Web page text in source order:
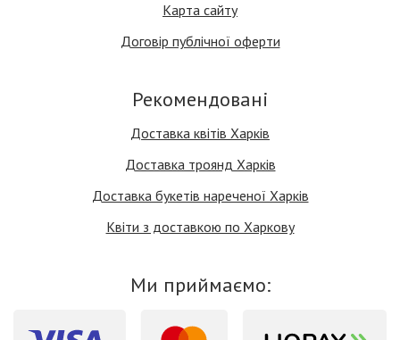
Карта сайту
Договір публічної оферти
Рекомендовані
Доставка квітів Харків
Доставка троянд Харків
Доставка букетів нареченої Харків
Квіти з доставкою по Харкову
Ми приймаємо: